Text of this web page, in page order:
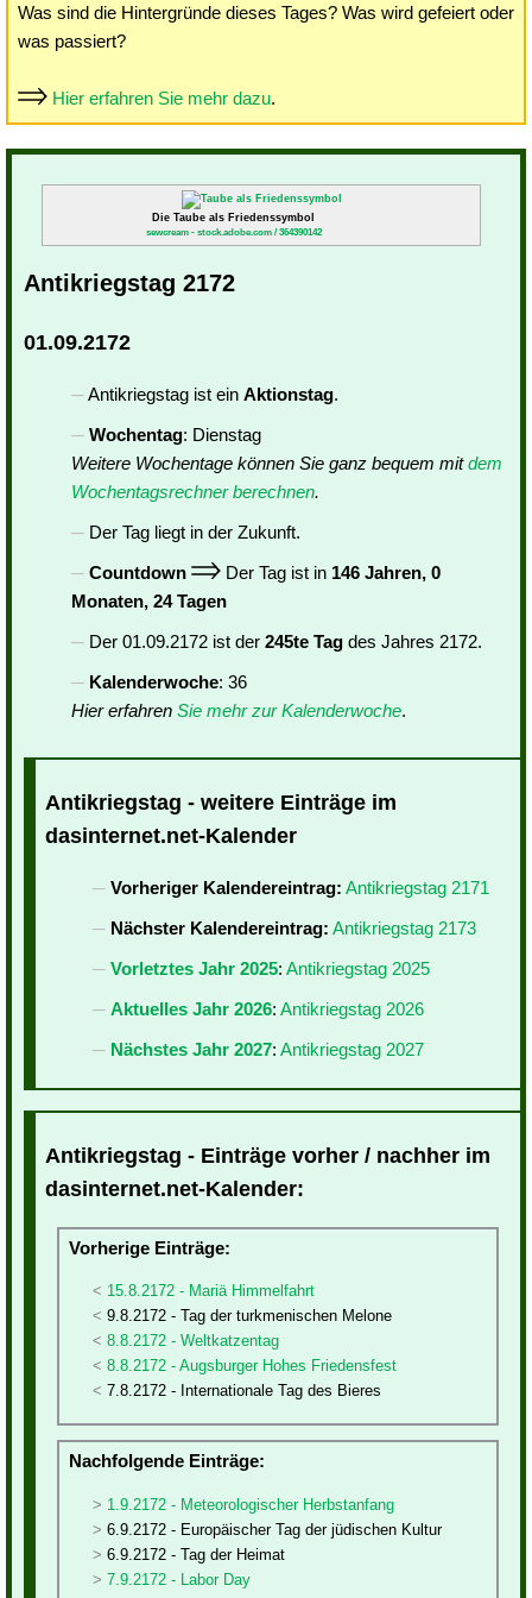
Was sind die Hintergründe dieses Tages? Was wird gefeiert oder
was passiert?
Hier erfahren Sie mehr dazu.
Die Taube als Friedenssymbol
sewcream - stock.adobe.com / 364390142
Antikriegstag 2172
01.09.2172
Antikriegstag ist ein Aktionstag.
Wochentag: Dienstag
Weitere Wochentage können Sie ganz bequem mitdem
Wochentagsrechner berechnen.
Der Tag liegt in der Zukunft.
Countdown
Der Tag ist in 146 Jahren, 0
Monaten, 24 Tagen
Der 01.09.2172 ist der 245te Tag des Jahres 2172.
Kalenderwoche: 36
Hier erfahren Sie mehr zur Kalenderwoche.
Antikriegstag - weitere Einträge im
dasinternet.net-Kalender
Vorheriger Kalendereintrag: Antikriegstag 2171
Nächster Kalendereintrag: Antikriegstag 2173
Vorletztes Jahr 2025: Antikriegstag 2025
Aktuelles Jahr 2026: Antikriegstag 2026
Nächstes Jahr 2027: Antikriegstag 2027
Antikriegstag - Einträge vorher / nachher im
dasinternet.net-Kalender:
Vorherige Einträge:
15.8.2172 - Mariä Himmelfahrt
9.8.2172 - Tag der turkmenischen Melone
8.8.2172 - Weltkatzentag
8.8.2172 - Augsburger Hohes Friedensfest
7.8.2172 - Internationale Tag des Bieres
Nachfolgende Einträge:
1.9.2172 - Meteorologischer Herbstanfang
6.9.2172 - Europäischer Tag der jüdischen Kultur
6.9.2172 - Tag der Heimat
7.9.2172 - Labor Day